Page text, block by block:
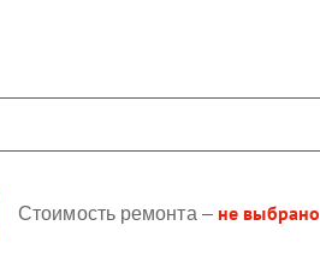
Стоимость ремонта – не выбрано